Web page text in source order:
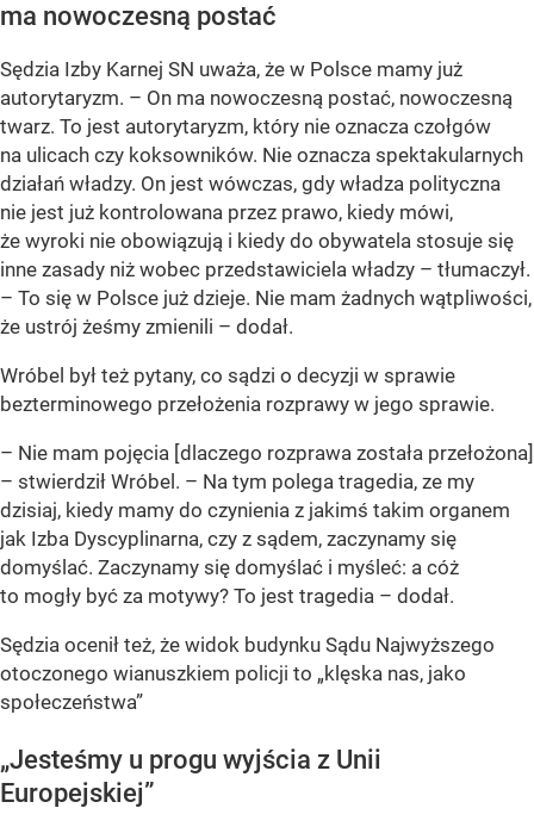
ma nowoczesną postać
Sędzia Izby Karnej SN uważa, że w Polsce mamy już
autorytaryzm. – On ma nowoczesną postać, nowoczesną
twarz. To jest autorytaryzm, który nie oznacza czołgów
na ulicach czy koksowników. Nie oznacza spektakularnych
działań władzy. On jest wówczas, gdy władza polityczna
nie jest już kontrolowana przez prawo, kiedy mówi,
że wyroki nie obowiązują i kiedy do obywatela stosuje się
inne zasady niż wobec przedstawiciela władzy – tłumaczył.
– To się w Polsce już dzieje. Nie mam żadnych wątpliwości,
że ustrój żeśmy zmienili – dodał.
Wróbel był też pytany, co sądzi o decyzji w sprawie
bezterminowego przełożenia rozprawy w jego sprawie.
– Nie mam pojęcia [dlaczego rozprawa została przełożona]
– stwierdził Wróbel. – Na tym polega tragedia, ze my
dzisiaj, kiedy mamy do czynienia z jakimś takim organem
jak Izba Dyscyplinarna, czy z sądem, zaczynamy się
domyślać. Zaczynamy się domyślać i myśleć: a cóż
to mogły być za motywy? To jest tragedia – dodał.
Sędzia ocenił też, że widok budynku Sądu Najwyższego
otoczonego wianuszkiem policji to „klęska nas, jako
społeczeństwa”
„Jesteśmy u progu wyjścia z Unii
Europejskiej”